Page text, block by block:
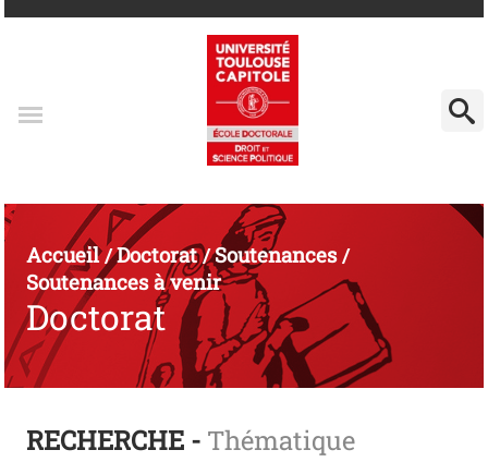
Accueil/Doctorat/Soutenances/
Soutenances à venir
Doctorat
RECHERCHE - Thématique